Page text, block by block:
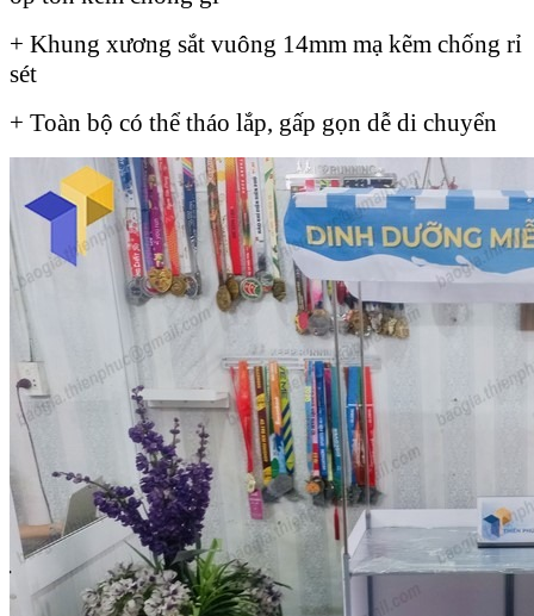
+ Khung xương sắt vuông 14mm mạ kẽm chống rỉ
sét
+ Toàn bộ có thể tháo lắp, gấp gọn dễ di chuyển